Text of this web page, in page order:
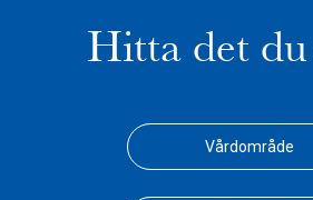
Hitta det du
Vårdområde